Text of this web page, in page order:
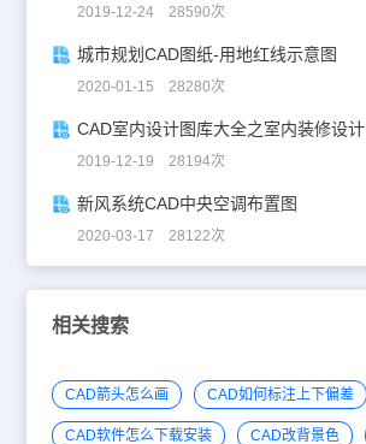
2019-12-24 28590次
城市规划CAD图纸-用地红线示意图
2020-01-15 28280次
CAD室内设计图库大全之室内装修设计
2019-12-19 28194次
新风系统CAD中央空调布置图
2020-03-17 28122次
相关搜索
CAD箭头怎么画 CAD如何标注上下偏差
CAD软件怎么下载安装 CAD改背景色